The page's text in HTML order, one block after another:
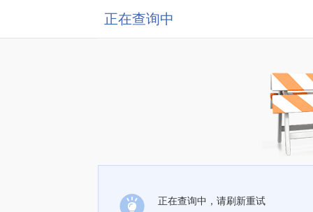
正在查询中
正在查询中，请刷新重试